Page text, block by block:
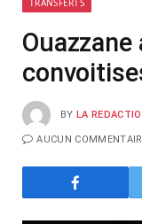
TRANSFERTS
BY LA
AUCUN